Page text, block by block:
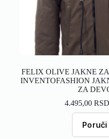
FELIX OLIVE JAKNE
INVENTOFASHION
ZA
4.495,00